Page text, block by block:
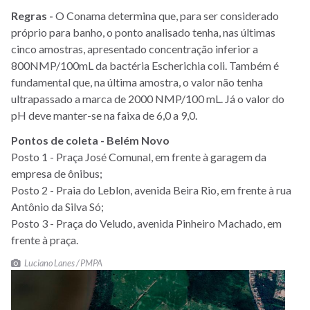
Regras - O Conama determina que, para ser considerado
próprio para banho, o ponto analisado tenha, nas últimas
cinco amostras, apresentado concentração inferior a
800NMP/100mL da bactéria Escherichia coli. Também é
fundamental que, na última amostra, o valor não tenha
ultrapassado a marca de 2000 NMP/100 mL. Já o valor do
pH deve manter-se na faixa de 6,0 a 9,0.
Pontos de coleta - Belém Novo
Posto 1 - Praça José Comunal, em frente à garagem da
empresa de ônibus;
Posto 2 - Praia do Leblon, avenida Beira Rio, em frente à rua
Antônio da Silva Só;
Posto 3 - Praça do Veludo, avenida Pinheiro Machado, em
frente à praça.
Luciano Lanes / PMPA